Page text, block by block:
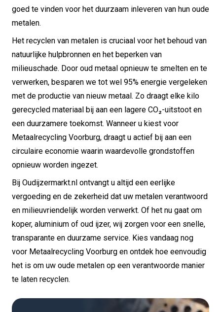
goed te vinden voor het duurzaam inleveren van hun oude
metalen.
Het recyclen van metalen is cruciaal voor het behoud van
natuurlijke hulpbronnen en het beperken van
milieuschade. Door oud metaal opnieuw te smelten en te
verwerken, besparen we tot wel 95% energie vergeleken
met de productie van nieuw metaal. Zo draagt elke kilo
gerecycled materiaal bij aan een lagere CO₂-uitstoot en
een duurzamere toekomst. Wanneer u kiest voor
Metaalrecycling Voorburg, draagt u actief bij aan een
circulaire economie waarin waardevolle grondstoffen
opnieuw worden ingezet.
Bij Oudijzermarkt.nl ontvangt u altijd een eerlijke
vergoeding en de zekerheid dat uw metalen verantwoord
en milieuvriendelijk worden verwerkt. Of het nu gaat om
koper, aluminium of oud ijzer, wij zorgen voor een snelle,
transparante en duurzame service. Kies vandaag nog
voor Metaalrecycling Voorburg en ontdek hoe eenvoudig
het is om uw oude metalen op een verantwoorde manier
te laten recyclen.